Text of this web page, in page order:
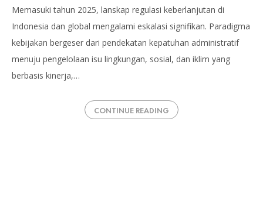
Memasuki tahun 2025, lanskap regulasi keberlanjutan di
Indonesia dan global mengalami eskalasi signifikan. Paradigma
kebijakan bergeser dari pendekatan kepatuhan administratif
menuju pengelolaan isu lingkungan, sosial, dan iklim yang
berbasis kinerja,…
CONTINUE READING